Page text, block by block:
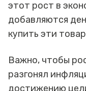
этот рост в
добавляются
купить эти
Важно, чтобы
разгонял
достижению